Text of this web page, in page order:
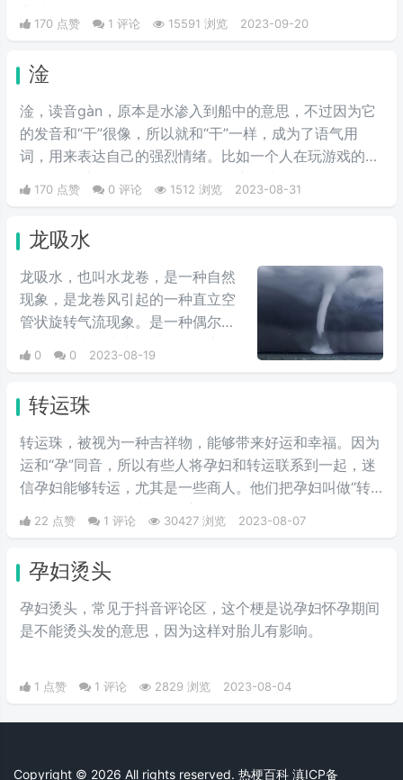
170 点赞 1 评论 15591 浏览 2023-09-20
淦
淦，读音gàn，原本是水渗入到船中的意思，不过因为它
的发音和“干”很像，所以就和“干”一样，成为了语气用
词，用来表达自己的强烈情绪。比如一个人在玩游戏的时
说“淦，这局匹配的对手也太强大了吧。”
170 点赞 0 评论 1512 浏览 2023-08-31
龙吸水
龙吸水，也叫水龙卷，是一种自然
现象，是龙卷风引起的一种直立空
管状旋转气流现象。是一种偶尔出
的风具有很大的吸吮作用，可把水
吸离海面，形成水柱，然后同云相
接，因此俗称“龙吸水”。
0 0 2023-08-19
转运珠
转运珠，被视为一种吉祥物，能够带来好运和幸福。因为
运和“孕”同音，所以有些人将孕妇和转运联系到一起，迷
信孕妇能够转运，尤其是一些商人。他们把孕妇叫做“转
22 点赞 1 评论 30427 浏览 2023-08-07
孕妇烫头
孕妇烫头，常见于抖音评论区，这个梗是说孕妇怀孕期间
是不能烫头发的意思，因为这样对胎儿有影响。
1 点赞 1 评论 2829 浏览 2023-08-04
Copyright © 2026 All rights reserved. 热梗百科 滇ICP备